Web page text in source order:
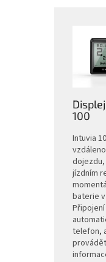
100
Intuvia
jízdním
baterie
telefon,